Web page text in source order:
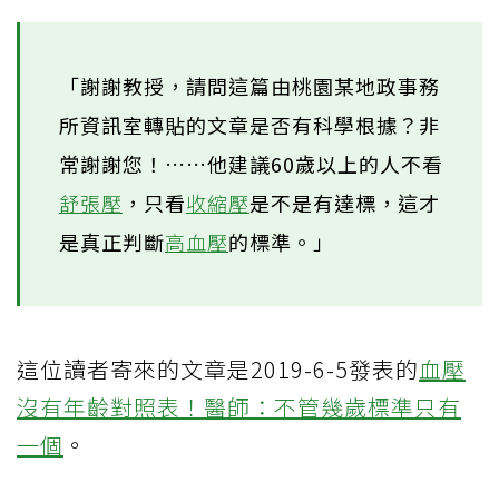
「謝謝教授，請問這篇由桃園某地政事務
所資訊室轉貼的文章是否有科學根據？非
常謝謝您！……他建議60歲以上的人不看
舒張壓 ，只看收縮壓是不是有達標，這才
是真正判斷高血壓的標準。」
這位讀者寄來的文章是2019-6-5發表的血壓
沒有年齡對照表！醫師：不管幾歲標準只有
一個 。